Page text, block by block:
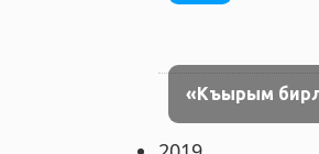
«Къырым